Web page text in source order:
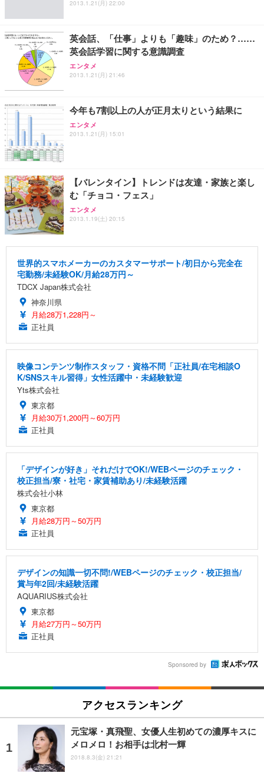
2013.1.21(月) 22:00
英会話、「仕事」よりも「趣味」のため？……
英会話学習に関する意識調査
エンタメ
2013.1.21(月) 21:46
今年も7割以上の人が正月太りという結果に
エンタメ
2013.1.21(月) 15:01
【バレンタイン】トレンドは友達・家族と楽し
む「チョコ・フェス」
エンタメ
2013.1.19(土) 20:15
世界的スマホメーカーのカスタマーサポート/初日から完全在
宅勤務/未経験OK/月給28万円～
TDCX Japan株式会社
神奈川県
月給28万1,228円～
正社員
映像コンテンツ制作スタッフ・資格不問「正社員/在宅相談O
K/SNSスキル習得」女性活躍中・未経験歓迎
Yts株式会社
東京都
月給30万1,200円～60万円
正社員
「デザインが好き」それだけでOK!/WEBページのチェック・
校正担当/寮・社宅・家賃補助あり/未経験活躍
株式会社小林
東京都
月給28万円～50万円
正社員
デザインの知識一切不問!/WEBページのチェック・校正担当/
賞与年2回/未経験活躍
AQUARIUS株式会社
東京都
月給27万円～50万円
正社員
Sponsored by
アクセスランキング
元宝塚・真飛聖、女優人生初めての濃厚キスに
メロメロ！お相手は北村一輝
2018.8.3(金) 21:21